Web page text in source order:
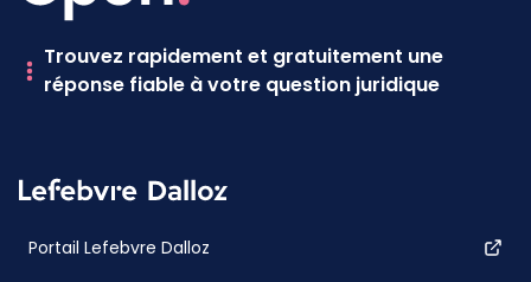
Trouvez rapidement et gratuitement une
réponse fiable à votre question juridique
Portail Lefebvre Dalloz